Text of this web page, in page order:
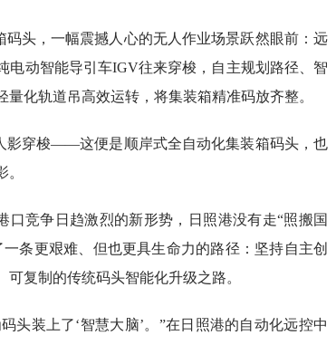
头，一幅震撼人心的无人作业场景跃然眼前：远
电动智能导引车IGV往来穿梭，自主规划路径、智
化轨道吊高效运转，将集装箱精准码放齐整。
影穿梭——这便是顺岸式全自动化集装箱码头，也
口竞争日趋激烈的新形势，日照港没有走“照搬国
条更艰难、但也更具生命力的路径：坚持自主创
复制的传统码头智能化升级之路。
头装上了‘智慧大脑’。”在日照港的自动化远控中